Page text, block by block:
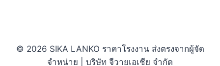
© 2026 SIKA LANKO ราคาโรงงาน ส่งตรงจากผู้จัด
จำหน่าย | บริษัท จีวายเอเชีย จำกัด